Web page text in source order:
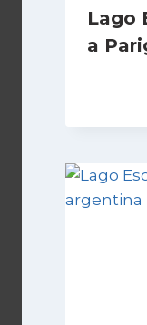
Lago
a